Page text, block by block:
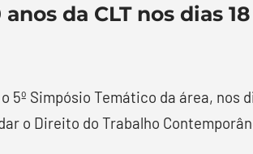
da CLT nos dias 18
Simpósio Temático da área, nos
o Direito do Trabalho